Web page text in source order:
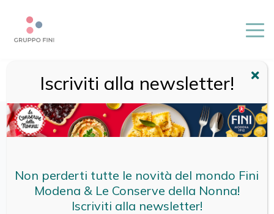
FINI/PASTA FRESCA/ RAVIOLI CACIO E PEPE
Iscriviti alla newsletter!
Non perderti tutte le novità del mondo Fini
Modena & Le Conserve della Nonna!
Iscriviti alla newsletter!